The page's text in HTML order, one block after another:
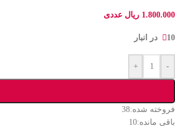
1.800.000 ریال عددی
10 در انبار
-
+
فروخته شده:38
باقی مانده:10